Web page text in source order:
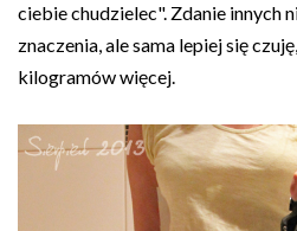
ciebie chudzielec". Zdanie innych
znaczenia, ale sama lepiej się
kilogramów więcej.